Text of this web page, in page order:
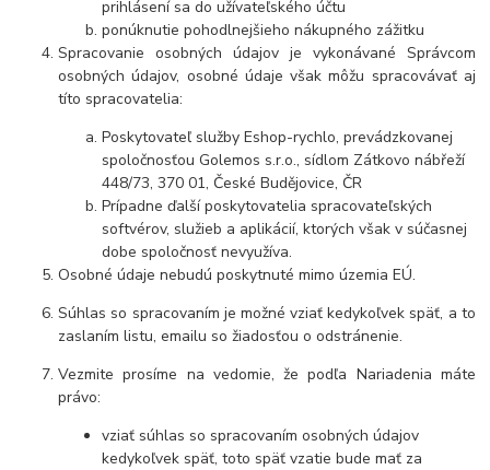
prihlásení sa do užívateľského účtu
ponúknutie pohodlnejšieho nákupného zážitku
Spracovanie osobných údajov je vykonávané Správcom
osobných údajov, osobné údaje však môžu spracovávať aj
títo spracovatelia:
Poskytovateľ služby Eshop-rychlo, prevádzkovanej
spoločnosťou Golemos s.r.o., sídlom Zátkovo nábřeží
448/73, 370 01, České Budějovice, ČR
Prípadne ďalší poskytovatelia spracovateľských
softvérov, služieb a aplikácií, ktorých však v súčasnej
dobe spoločnosť nevyužíva.
Osobné údajenebudú poskytnuté mimo územia EÚ.
Súhlas so spracovaním je možné vziať kedykoľvek späť, a to
zaslaním listu, emailu so žiadosťou o odstránenie.
Vezmite prosíme na vedomie, že podľa Nariadenia máte
právo:
vziať súhlas so spracovaním osobných údajov
kedykoľvek späť, toto späť vzatie bude mať za